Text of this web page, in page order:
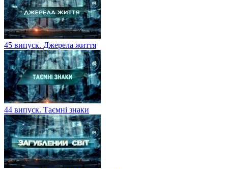
45 випуск. Джерела життя
44 випуск. Таємні знаки